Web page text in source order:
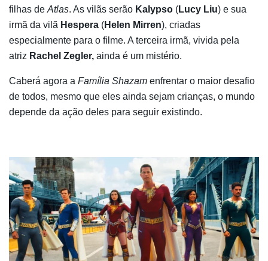
filhas de Atlas. As vilãs serão Kalypso (Lucy Liu) e sua
irmã da vilã Hespera (Helen Mirren), criadas
especialmente para o filme. A terceira irmã, vivida pela
atriz Rachel Zegler, ainda é um mistério.
Caberá agora a Família Shazam enfrentar o maior desafio
de todos, mesmo que eles ainda sejam crianças, o mundo
depende da ação deles para seguir existindo.